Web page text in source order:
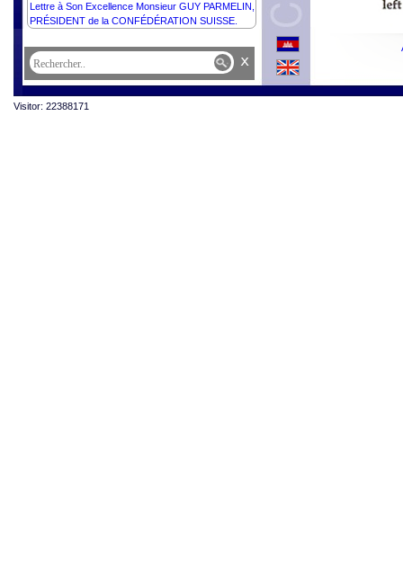
Lettre à Son Excellence Monsieur GUY PARMELIN,
PRÉSIDENT de la CONFÉDÉRATION SUISSE.
x
Visitor: 22388171